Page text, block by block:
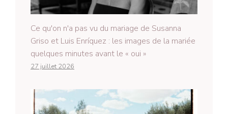
Ce qu'on n'a pas vu du mariage de Susanna
Griso et Luis Enríquez : les images de la mariée
quelques minutes avant le « oui »
27 juillet 2026